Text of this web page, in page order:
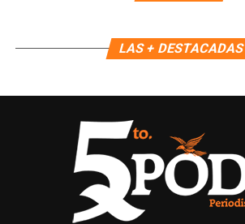
LAS + DESTACADAS